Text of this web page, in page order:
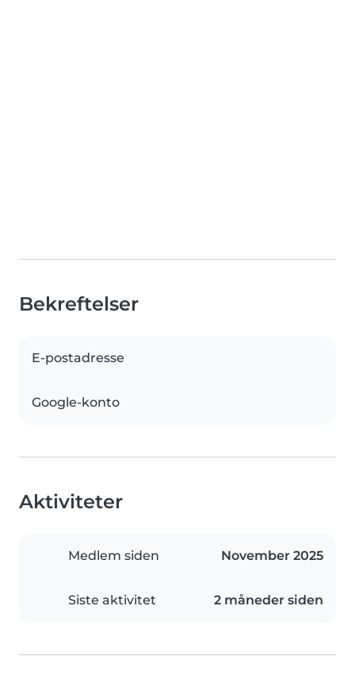
Bekreftelser
E-postadresse
Google-konto
Aktiviteter
Medlem siden November 2025
Siste aktivitet 2 måneder siden